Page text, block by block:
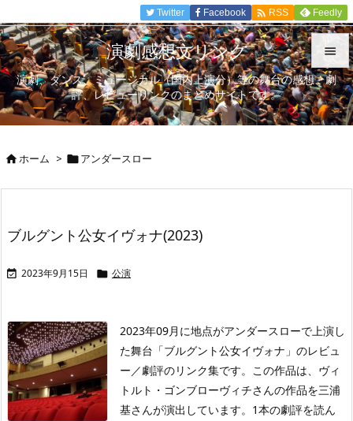


メニュ

Twitter Facebook  RSS Feedly
演劇感想文リンク
演劇、ダンス、ミュージカル（国内上演分）等の舞台の感想、劇
評、レビューリンクのまとめサイトです。
ホーム > アンダースロー
ブルグント公女イヴォナ(2023)
 2023年9月15日  公演
2023年09月に地点がアンダースローで上演し
た舞台「ブルグント公女イヴォナ」のレビュ
ー／劇評のリンク集です。この作品は、ヴィ
トルト・ゴンブローヴィチさんの作品を三浦
基さんが演出しています。1本の劇評を読ん